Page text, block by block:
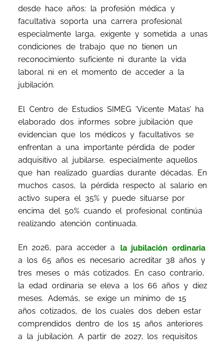
desde hace años: la profesión médica y
facultativa soporta una carrera profesional
especialmente larga, exigente y sometida a unas
condiciones de trabajo que no tienen un
reconocimiento suficiente ni durante la vida
laboral ni en el momento de acceder a la
jubilación.
El Centro de Estudios SIMEG ‘Vicente Matas’ ha
elaborado dos informes sobre jubilación que
evidencian que los médicos y facultativos se
enfrentan a una importante pérdida de poder
adquisitivo al jubilarse, especialmente aquellos
que han realizado guardias durante décadas. En
muchos casos, la pérdida respecto al salario en
activo supera el 35% y puede situarse por
encima del 50% cuando el profesional continúa
realizando atención continuada.
En 2026, para acceder a
la jubilación ordinaria
a los 65 años es necesario acreditar 38 años y
tres meses o más cotizados. En caso contrario,
la edad ordinaria se eleva a los 66 años y diez
meses. Además, se exige un mínimo de 15
años cotizados, de los cuales dos deben estar
comprendidos dentro de los 15 años anteriores
a la jubilación. A partir de 2027, los requisitos